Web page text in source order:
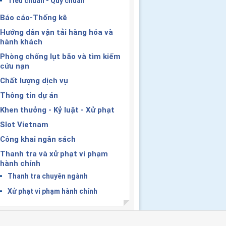
Báo cáo-Thống kê
Hướng dẫn vận tải hàng hóa và
hành khách
Phòng chống lụt bão và tìm kiếm
cứu nạn
Chất lượng dịch vụ
Thông tin dự án
Khen thưởng - Kỷ luật - Xử phạt
Slot Vietnam
Công khai ngân sách
Thanh tra và xử phạt vi phạm
hành chính
Thanh tra chuyên ngành
Xử phạt vi phạm hành chính